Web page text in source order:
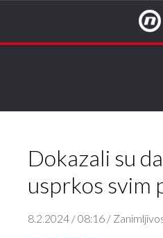
Dokazali su
usprkos svim
8.2.2024 / 08:16 /